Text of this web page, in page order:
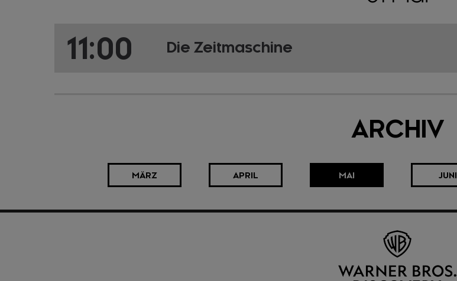
11:00 Die Zeitmaschine
ARCHIV
MÄRZ APRIL MAI JUNI